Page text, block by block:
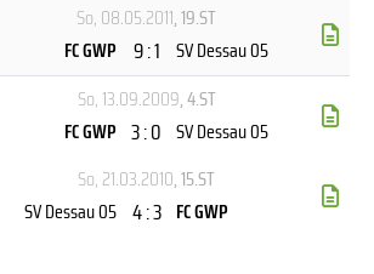
So, 08.05.2011, 19.ST
FC GWP 9 : 1 SV Dessau 05
So, 13.09.2009, 4.ST
FC GWP 3 : 0 SV Dessau 05
So, 21.03.2010, 15.ST
SV Dessau 05 4 : 3 FC GWP